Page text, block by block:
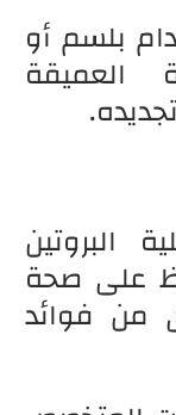
بلسم أو
العميقة
البروتين
على صحة
من فوائد